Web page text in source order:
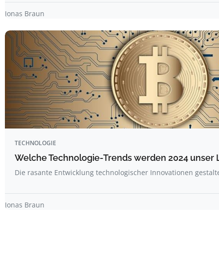
Jonas Braun
TECHNOLOGIE
Welche Technologie-Trends werden 2024 unser
Die rasante Entwicklung technologischer Innovationen
Jonas Braun